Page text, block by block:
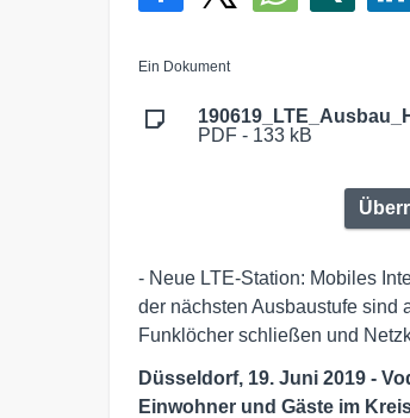
Ein Dokument
PDF - 133 kB
- Neue LTE-Station: Mobiles
der nächsten Ausbaustufe sind
Funklöcher schließen und
Düsseldorf, 19. Juni 2019 -
Einwohner und Gäste im